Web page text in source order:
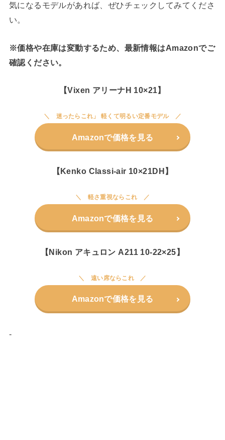
気になるモデルがあれば、ぜひチェックしてみてくださ
い。
※価格や在庫は変動するため、最新情報はAmazonでご
確認ください。
【Vixen アリーナH 10×21】
迷ったらこれ」 軽くて明るい定番モデル
Amazonで価格を見る
【Kenko Classi-air 10×21DH】
軽さ重視ならこれ
Amazonで価格を見る
【Nikon アキュロン A211 10-22×25】
遠い席ならこれ
Amazonで価格を見る
-